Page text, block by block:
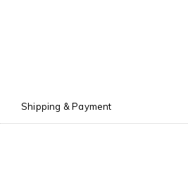
Shipping & Payment